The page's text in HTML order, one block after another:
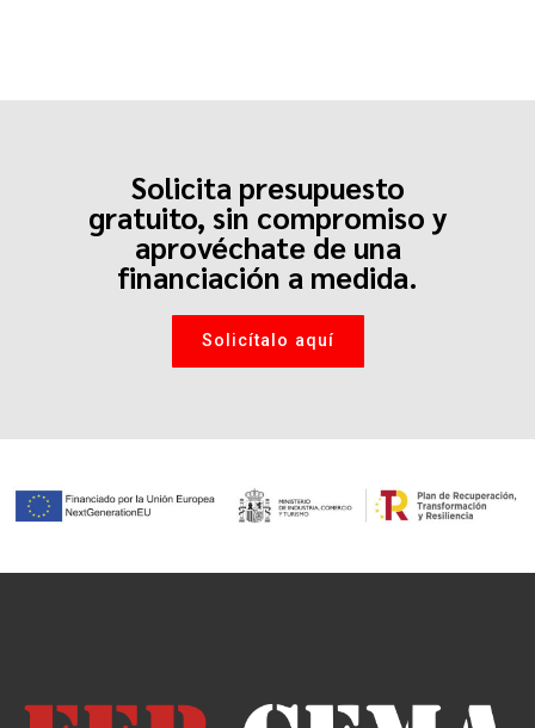
Solicita presupuesto
gratuito, sin compromiso y
aprovéchate de una
financiación a medida.
Solicítalo aquí